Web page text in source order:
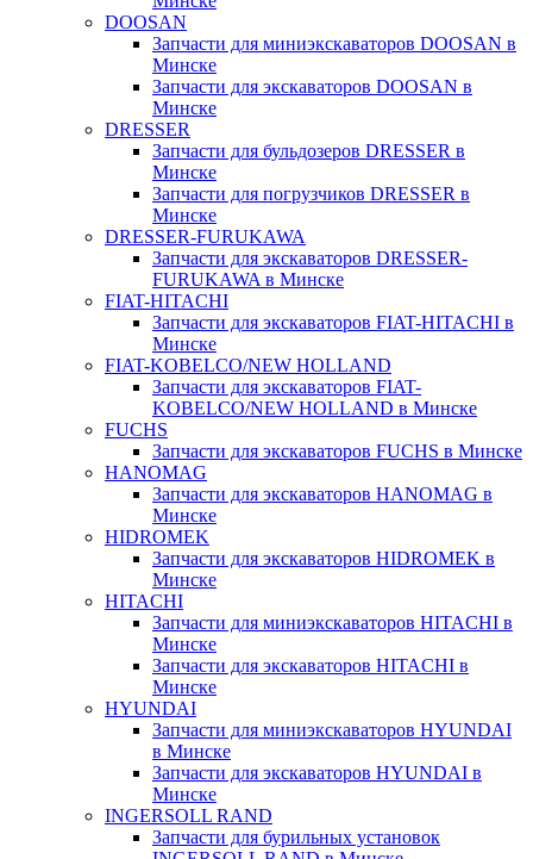
DOOSAN
Запчасти для миниэкскаваторов DOOSAN в
Минске
Запчасти для экскаваторов DOOSAN в
Минске
DRESSER
Запчасти для бульдозеров DRESSER в
Минске
Запчасти для погрузчиков DRESSER в
Минске
DRESSER-FURUKAWA
Запчасти для экскаваторов DRESSER-
FURUKAWA в Минске
FIAT-HITACHI
Запчасти для экскаваторов FIAT-HITACHI в
Минске
FIAT-KOBELCO/NEW HOLLAND
Запчасти для экскаваторов FIAT-
KOBELCO/NEW HOLLAND в Минске
FUCHS
Запчасти для экскаваторов FUCHS в Минске
HANOMAG
Запчасти для экскаваторов HANOMAG в
Минске
HIDROMEK
Запчасти для экскаваторов HIDROMEK в
Минске
HITACHI
Запчасти для миниэкскаваторов HITACHI в
Минске
Запчасти для экскаваторов HITACHI в
Минске
HYUNDAI
Запчасти для миниэкскаваторов HYUNDAI
в Минске
Запчасти для экскаваторов HYUNDAI в
Минске
INGERSOLL RAND
Запчасти для бурильных установок